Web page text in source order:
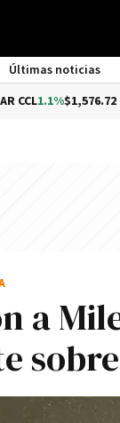
Últimas noticias
$1,576.72
a